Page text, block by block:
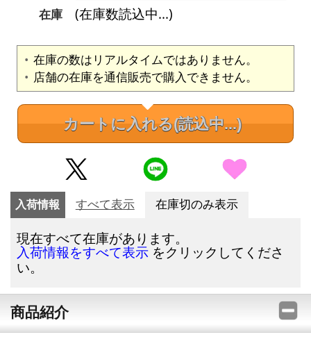
在庫
(在庫数読込中...)
在庫の数はリアルタイムではありません。
店舗の在庫を通信販売で購入できません。
カートに入れる(読込中...)
入荷情報 すべて表示 在庫切のみ表示
現在すべて在庫があります。
入荷情報をすべて表示 をクリックしてくださ
い。
商品紹介